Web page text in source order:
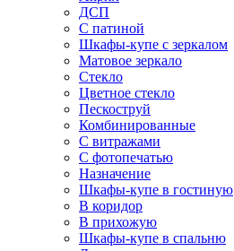
ДСП
С патиной
Шкафы-купе с зеркалом
Матовое зеркало
Стекло
Цветное стекло
Пескоструй
Комбинированные
С витражами
С фотопечатью
Назначение
Шкафы-купе в гостиную
В коридор
В прихожую
Шкафы-купе в спальню